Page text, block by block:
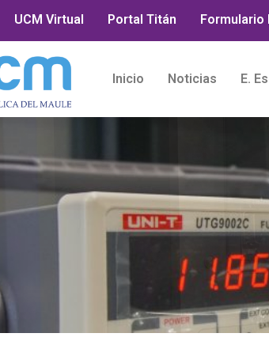
UCM Virtual Portal Titán Formulario
Inicio Noticias E.